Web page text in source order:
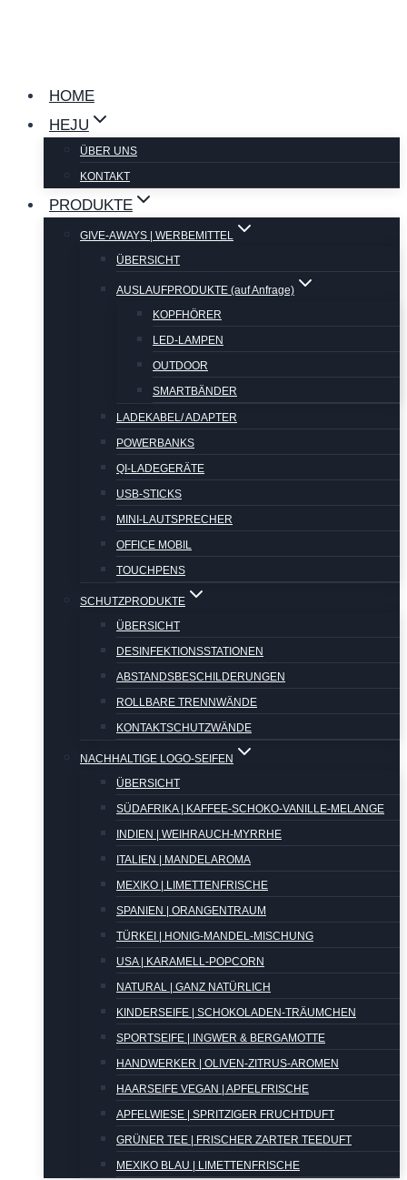
HOME
HEJU
ÜBER UNS
KONTAKT
PRODUKTE
GIVE-AWAYS | WERBEMITTEL
ÜBERSICHT
AUSLAUFPRODUKTE (auf Anfrage)
KOPFHÖRER
LED-LAMPEN
OUTDOOR
SMARTBÄNDER
LADEKABEL/ ADAPTER
POWERBANKS
QI-LADEGERÄTE
USB-STICKS
MINI-LAUTSPRECHER
OFFICE MOBIL
TOUCHPENS
SCHUTZPRODUKTE
ÜBERSICHT
DESINFEKTIONSSTATIONEN
ABSTANDSBESCHILDERUNGEN
ROLLBARE TRENNWÄNDE
KONTAKTSCHUTZWÄNDE
NACHHALTIGE LOGO-SEIFEN
ÜBERSICHT
SÜDAFRIKA | KAFFEE-SCHOKO-VANILLE-MELANGE
INDIEN | WEIHRAUCH-MYRRHE
ITALIEN | MANDELAROMA
MEXIKO | LIMETTENFRISCHE
SPANIEN | ORANGENTRAUM
TÜRKEI | HONIG-MANDEL-MISCHUNG
USA | KARAMELL-POPCORN
NATURAL | GANZ NATÜRLICH
KINDERSEIFE | SCHOKOLADEN-TRÄUMCHEN
SPORTSEIFE | INGWER & BERGAMOTTE
HANDWERKER | OLIVEN-ZITRUS-AROMEN
HAARSEIFE VEGAN | APFELFRISCHE
APFELWIESE | SPRITZIGER FRUCHTDUFT
GRÜNER TEE | FRISCHER ZARTER TEEDUFT
MEXIKO BLAU | LIMETTENFRISCHE